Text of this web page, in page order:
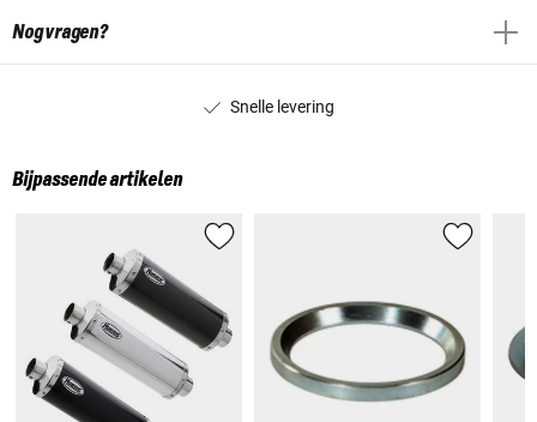
Nog vragen?
Snelle levering
Bijpassende artikelen